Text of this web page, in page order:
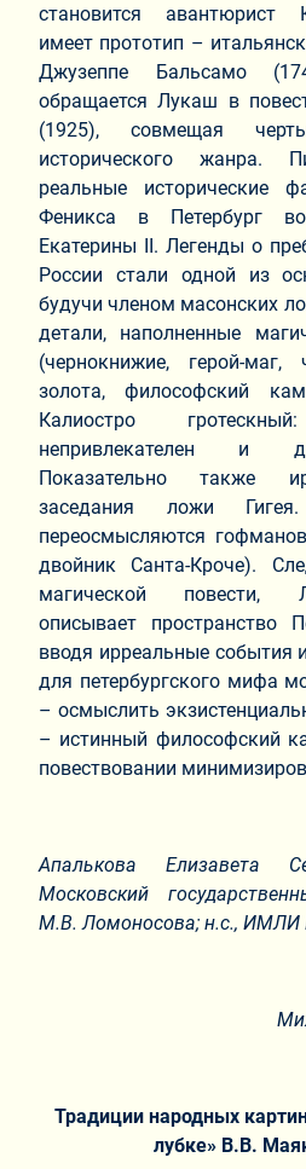
становится авантюрист
имеет прототип –
Джузеппе Бальсамо
обращается Лукаш в
(1925), совмещая
исторического жанра.
реальные исторические
Феникса в Петербург
Екатерины II. Легенды о
России стали одной из
будучи членом масонских
детали, наполненные
(чернокнижие, герой-
золота, философский
Калиостро
непривлекателен и
Показательно также
заседания ложи
переосмысляются
двойник Санта-Кроче).
магической повести,
описывает пространство
вводя ирреальные события
для петербургского мифа
– осмыслить
– истинный философский
повествовании
Апалькова Елизавета
Московский
М.В. Ломоносова; н.с., ИМЛИ
Традиции народных
лубке» В.В.